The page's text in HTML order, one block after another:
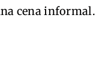
cena informal.